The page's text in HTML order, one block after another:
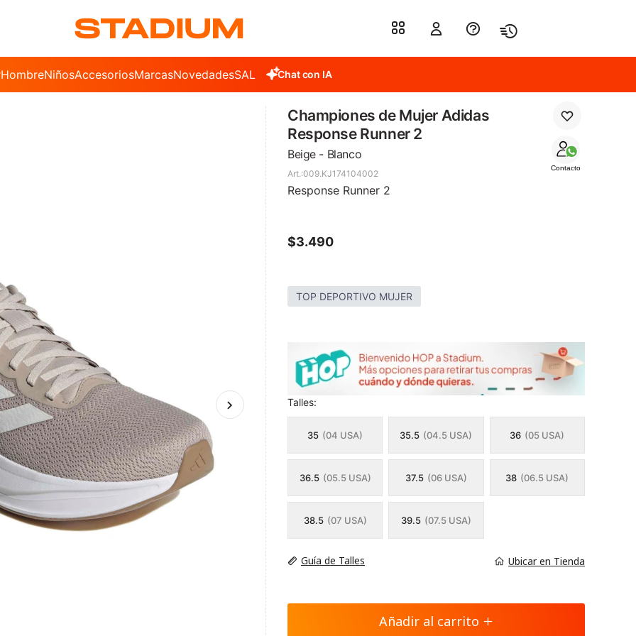
HombreNiñosAccesoriosMarcasNovedadesSALE Chat con IA
Championes de Mujer Adidas
Response Runner 2
Beige - Blanco
Contacto
009.KJ174104002
Response Runner 2
$3.490
TOP DEPORTIVO MUJER
Talles:
35 (04 USA) 35.5 (04.5 USA) 36 (05 USA)
36.5 (05.5 USA) 37.5 (06 USA) 38 (06.5 USA)
38.5 (07 USA) 39.5 (07.5 USA)
Guía de Talles Ubicar en Tienda
Añadir al carrito